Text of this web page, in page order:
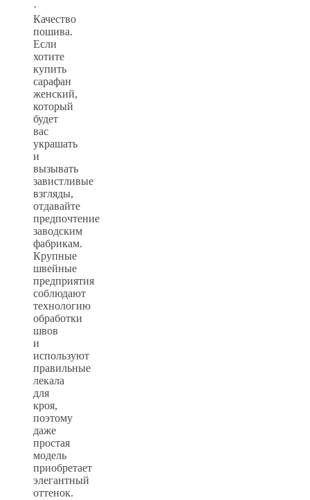
·
Качество
пошива.
Если
хотите
купить
сарафан
женский,
который
будет
вас
украшать
и
вызывать
завистливые
взгляды,
отдавайте
предпочтение
заводским
фабрикам.
Крупные
швейные
предприятия
соблюдают
технологию
обработки
швов
и
используют
правильные
лекала
для
кроя,
поэтому
даже
простая
модель
приобретает
элегантный
оттенок.